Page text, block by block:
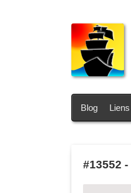
Blog Liens
#13552 -